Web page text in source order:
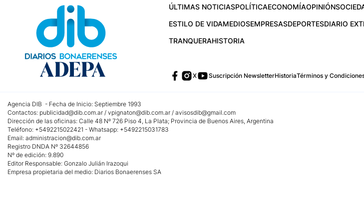
ÚLTIMAS NOTICIASPOLÍTICAECONOMÍAOPINIÓN
ESTILO DE VIDAMEDIOSEMPRESASDEPORTESDIARIO
TRANQUERAHISTORIA
X Suscripción NewsletterHistoriaTérminos y
Agencia DIB - Fecha de Inicio: Septiembre 1993
Contactos: publicidad@dib.com.ar / vpignaton@dib.com.ar / avisosdib@gmail.com
Dirección de las oficinas: Calle 48 Nº 726 Piso 4, La Plata; Provincia de Buenos Aires, Argentina
Teléfono: +5492215022421 - Whatsapp: +5492215031783
Email: administracion@dib.com.ar
Registro DNDA Nº 32644856
Nº de edición: 9.890
Editor Responsable: Gonzalo Julián Irazoqui
Empresa propietaria del medio: Diarios Bonaerenses SA